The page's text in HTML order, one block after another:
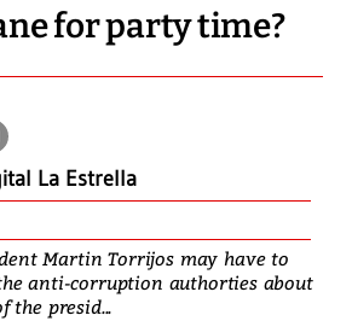
for party time?
La Estrella
Martin Torrijos may have to
anti-corruption authorties about
the presid...